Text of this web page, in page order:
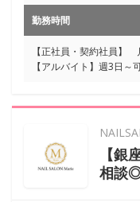
勤務時間
【正社員・契約社員】
【アルバイト】週3日～
【銀
相談